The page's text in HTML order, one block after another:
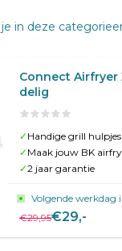
in deze
Connect Airfryer
delig
✓ Handige grill hulpjes
✓ Maak jouw BK
✓2 jaar garantie
Volgende werkdag
€29,95€29,-